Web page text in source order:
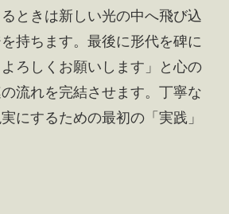
ときは新しい光の中へ飛び込
持ちます。最後に形代を碑に
ろしくお願いします」と心の
流れを完結させます。丁寧な
にするための最初の「実践」